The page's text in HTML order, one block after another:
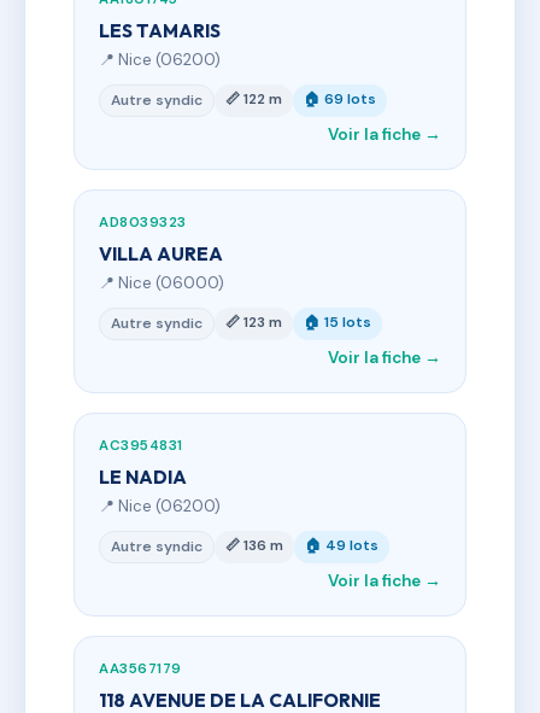
LES TAMARIS
📍 Nice (06200)
Autre syndic 📏 122 m 🏠 69 lots
Voir la fiche →
AD8039323
VILLA AUREA
📍 Nice (06000)
Autre syndic 📏 123 m 🏠 15 lots
Voir la fiche →
AC3954831
LE NADIA
📍 Nice (06200)
Autre syndic 📏 136 m 🏠 49 lots
Voir la fiche →
AA3567179
118 AVENUE DE LA CALIFORNIE